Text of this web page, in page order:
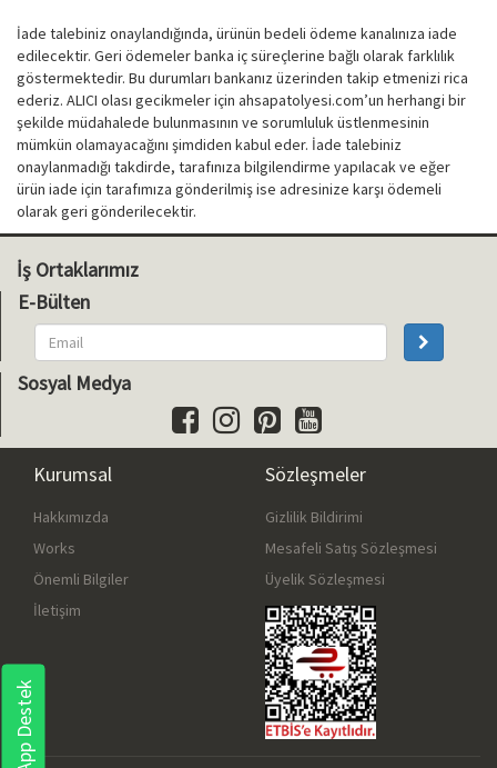
İade talebiniz onaylandığında, ürünün bedeli ödeme kanalınıza iade
edilecektir. Geri ödemeler banka iç süreçlerine bağlı olarak farklılık
göstermektedir. Bu durumları bankanız üzerinden takip etmenizi rica
ederiz. ALICI olası gecikmeler için ahsapatolyesi.com’un herhangi bir
şekilde müdahalede bulunmasının ve sorumluluk üstlenmesinin
mümkün olamayacağını şimdiden kabul eder. İade talebiniz
onaylanmadığı takdirde, tarafınıza bilgilendirme yapılacak ve eğer
ürün iade için tarafımıza gönderilmiş ise adresinize karşı ödemeli
olarak geri gönderilecektir.
İş Ortaklarımız
E-Bülten
Sosyal Medya
Kurumsal
Hakkımızda
Works
Önemli Bilgiler
İletişim
Sözleşmeler
Gizlilik Bildirimi
Mesafeli Satış Sözleşmesi
Üyelik Sözleşmesi